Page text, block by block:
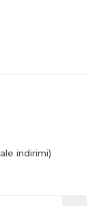
indirimi)